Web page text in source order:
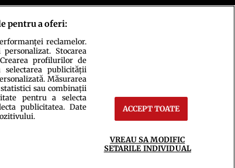
pentru a oferi:
reclamelor.
Stocarea
profilurilor de
publicității
Măsurarea
sau combinații
pentru a selecta
publicitatea. Date
ACCEPT TOATE
VREAU SA MODIFIC
SETARILE INDIVIDUAL